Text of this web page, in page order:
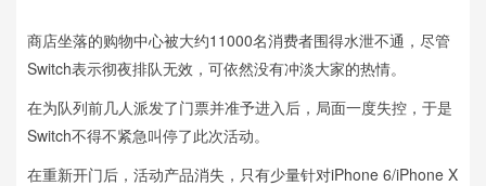
商店坐落的购物中心被大约11000名消费者围得水泄不通，尽管
Switch表示彻夜排队无效，可依然没有冲淡大家的热情。
在为队列前几人派发了门票并准予进入后，局面一度失控，于是
Switch不得不紧急叫停了此次活动。
在重新开门后，活动产品消失，只有少量针对iPhone 6/iPhone X